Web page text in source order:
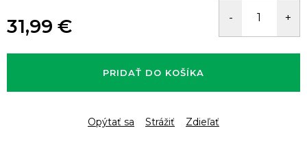
31,99 €
cena:
PRIDAŤ DO KOŠÍKA
Opýtať sa Strážiť Zdieľať